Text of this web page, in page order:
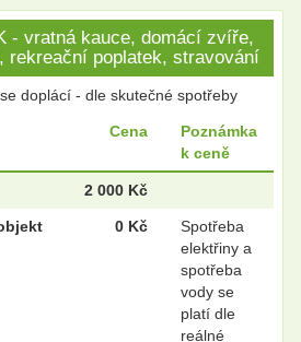
- vratná kauce, domácí zvíře,
rekreační poplatek, stravování
doplácí - dle skutečné spotřeby
Cena
Poznámka
k ceně
2 000 Kč
0 Kč
Spotřeba
elektřiny a
spotřeba
vody se
platí dle
reálné